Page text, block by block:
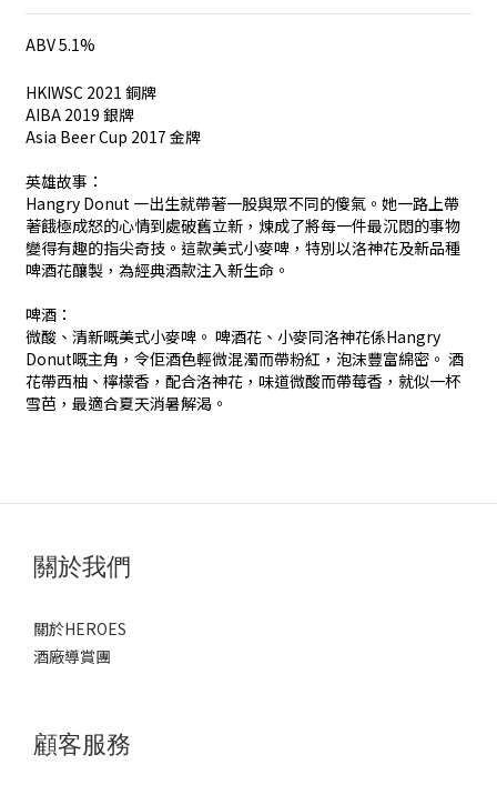
ABV 5.1%
HKIWSC 2021 銅牌
AIBA 2019 銀牌
Asia Beer Cup 2017 金牌
英雄故事：
Hangry Donut 一出生就帶著一股與眾不同的傻氣。她一路上帶
著餓極成怒的心情到處破舊立新，煉成了將每一件最沉悶的事物
變得有趣的指尖奇技。這款美式小麥啤，特別以洛神花及新品種
啤酒花釀製，為經典酒款注入新生命。
啤酒：
微酸、清新嘅美式小麥啤。 啤酒花、小麥同洛神花係Hangry
Donut嘅主角，令佢酒色輕微混濁而帶粉紅，泡沫豐富綿密。 酒
花帶西柚、檸檬香，配合洛神花，味道微酸而帶莓香，就似一杯
雪芭，最適合夏天消暑解渴。
關於我們
關於HEROES
酒廠導賞團
顧客服務